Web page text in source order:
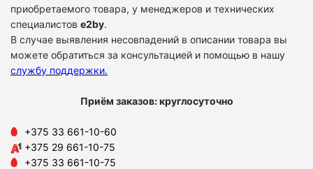
приобретаемого товара, у менеджеров и технических
специалистов e2by.
В случае выявления несовпадений в описании товара вы
можете обратиться за консультацией и помощью в нашу
службу поддержки.
Приём заказов: круглосуточно
+375 33 661-10-60
+375 29 661-10-75
+375 33 661-10-75